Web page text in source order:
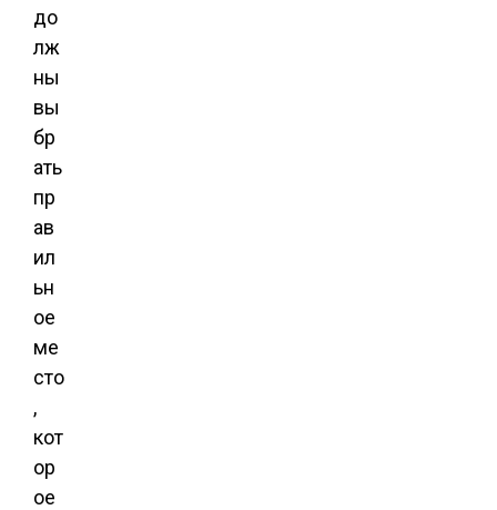
до
лж
ны
вы
бр
ать
пр
ав
ил
ьн
ое
ме
сто
,
кот
ор
ое